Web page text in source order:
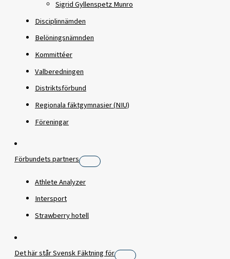
Sigrid Gyllenspetz Munro
Disciplinnämden
Belöningsnämnden
Kommittéer
Valberedningen
Distriktsförbund
Regionala fäktgymnasier (NIU)
Föreningar
Förbundets partners
Athlete Analyzer
Intersport
Strawberry hotell
Det här står Svensk Fäktning för